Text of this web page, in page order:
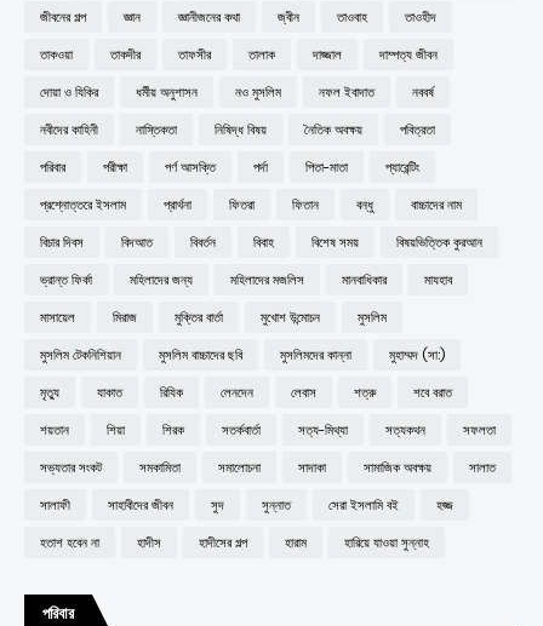
জীবনের গল্প
জ্ঞান জ্ঞানীজনের কথা জ্বীন তাওবাহ
তাওহীদ
তাকওয়া
তাকদীর তাফসীর তালাক দাজ্জাল
দাম্পত্য জীবন
দোয়া ও যিকির
ধর্মীয় অনুশাসন নও মুসলিম নফল ইবাদাত
নববর্ষ
নবীদের কাহিনী
নাস্তিকতা নিষিদ্ধ বিষয় নৈতিক অবক্ষয়
পবিত্রতা
পরিবার
পরীক্ষা পর্ণ আসক্তি পর্দা পিতা-মাতা
প্যারেন্টিং
প্রশ্নোত্তরে ইসলাম
প্রার্থনা ফিতরা ফিতান বন্ধু
বাচ্চাদের নাম
বিচার দিবস
বিদআত বিবর্তন বিবাহ বিশেষ সময়
বিষয়ভিত্তিক কুরআন
ভ্রান্ত ফির্কা
মহিলাদের জন্য মহিলাদের মজলিস মানবাধিকার
মাযহাব
মাসায়েল
মিরাজ মুক্তির বার্তা মুখোশ উন্মোচন
মুসলিম
মুসলিম টেকনিশিয়ান
মুসলিম বাচ্চাদের ছবি মুসলিমদের কান্না
মুহাম্মদ (সা:)
মৃত্যু
যাকাত রিযিক লেনদেন লেবাস শত্রু
শবে বরাত
শয়তান
শিয়া শিরক সতর্কবার্তা সত্য-মিথ্যা সত্যকথন
সফলতা
সভ্যতার সংকট
সমকামিতা সমালোচনা সাদাকা সামাজিক অবক্ষয়
সালাত
সালাফী
সাহাবীদের জীবন সুদ সুন্নাত সেরা ইসলামি বই
হজ্জ
হতাশ হবেন না
হাদীস হাদীসের গল্প হারাম হারিয়ে যাওয়া সুন্নাহ
পরিবার